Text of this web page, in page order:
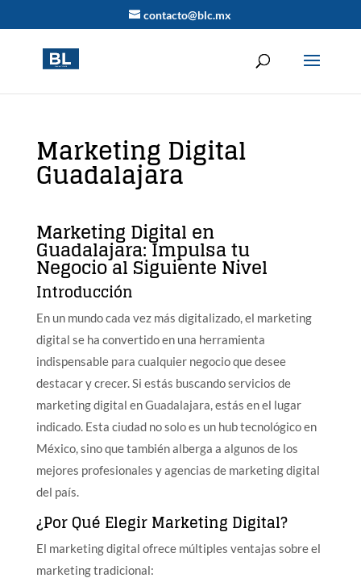
contacto@blc.mx
Marketing Digital
Guadalajara
Marketing Digital en
Guadalajara: Impulsa tu
Negocio al Siguiente Nivel
Introducción
En un mundo cada vez más digitalizado, el marketing
digital se ha convertido en una herramienta
indispensable para cualquier negocio que desee
destacar y crecer. Si estás buscando servicios de
marketing digital en Guadalajara, estás en el lugar
indicado. Esta ciudad no solo es un hub tecnológico en
México, sino que también alberga a algunos de los
mejores profesionales y agencias de marketing digital
del país.
¿Por Qué Elegir Marketing Digital?
El marketing digital ofrece múltiples ventajas sobre el
marketing tradicional: